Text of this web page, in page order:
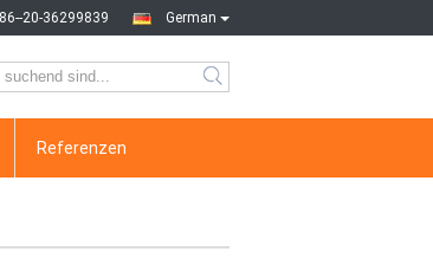
German
86--20-36299839
Referenzen